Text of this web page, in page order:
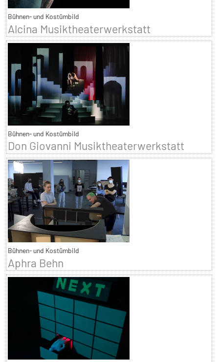
Bühnen- und Kostümbild
Alcina Musiktheaterwerkstatt
Bühnen- und Kostümbild
Don Giovanni Musiktheaterwerkstatt
Bühnen- und Kostümbild
Aphra Behn